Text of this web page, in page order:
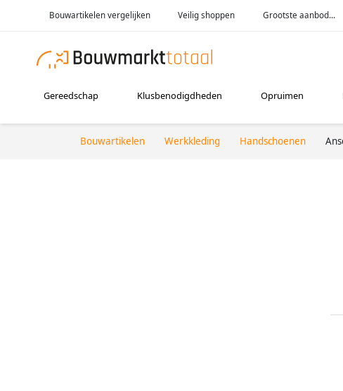
Bouwartikelen vergelijken Veilig shoppen Grootste aanbod...
Gereedschap Klusbenodigdheden Opruimen
Bouwartikelen Werkkleding Handschoenen